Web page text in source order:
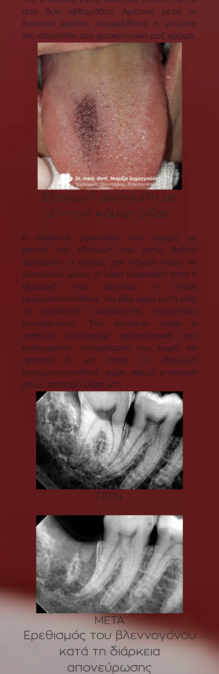
από δύο εβδομάδες. Αμέσως μετά τη
διακοπή χρήσης χλωρεξιδίνης η γλώσσα
της επανήλθε στο φυσιολογικό ροζ χρώμα.
Εξαγωγή φρονιμίτη με
έντονη κάμψη ρίζας
Ο ασθενής προσήλθε στο ιατρείο με
σκοπό την εξαγωγή του κάτω δεξιού
φρονιμίτη, ο οποίος τον πονάει πολύ τις
τελευταίες μέρες. Η λύση θεραπείας ήταν η
εξαγωγή του δοντιού, η οποία
πραγματοποιήθηκε την ίδια μέρα μετά από
τη χορήγηση κατάλληλης ποσότητας
αναισθητικού. Την επόμενη μέρα ο
ασθενής επέστρεψε φυσιολογικά στις
καθημερινές υποχρέωσες του χωρίς να
πρηστεί ή να πονά. Η εξαγωγή
πραγματοποιήθηκε χωρίς καμία επιπλοκή
όπως, σπάσιμο ρίζας κτλ.
ΠΡΙΝ
ΜΕΤΑ
Ερεθισμός του βλεννογόνου
κατά τη διάρκεια
απονεύρωσης